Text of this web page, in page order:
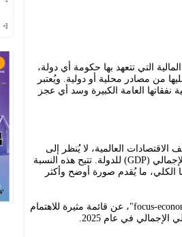
التي تتعهد بها حكومة أي دولة،
من مصادر محلية أو دولية. ويُعتبر
نفقاتها العامة الكبيرة وسد أي عجز
العالمية، لا يُنظر إلى
القيمة المطلقة للدين، بل يُقاس كنسبة مئوية من الناتج المحلي الإجمالي (GDP) للدولة. تتيح هذه النسبة
الكلي، ما يُقدم صورة أوضح وأكثر
وفي هذا السياق، كشفت توقعات المحللين الاقتصاديين لدى "focus-economics"، عن قائمة مثيرة للاهتمام
في عام 2025.